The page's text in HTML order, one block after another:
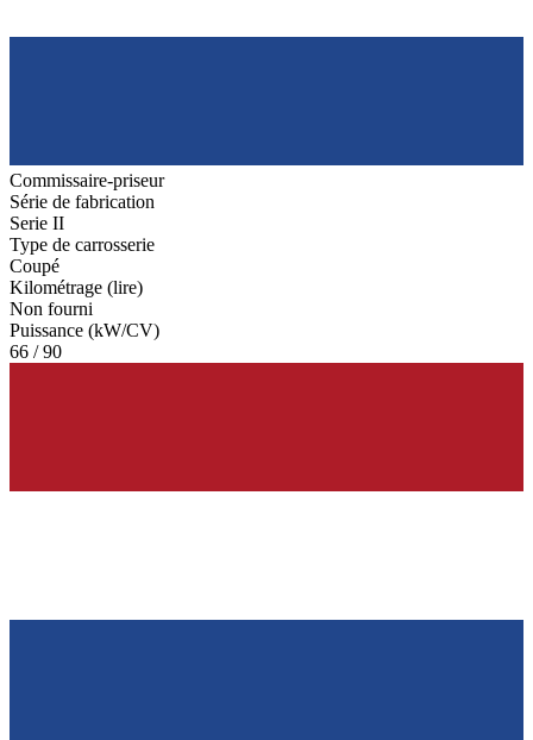
Commissaire-priseur
Série de fabrication
Serie II
Type de carrosserie
Coupé
Kilométrage (lire)
Non fourni
Puissance (kW/CV)
66 / 90